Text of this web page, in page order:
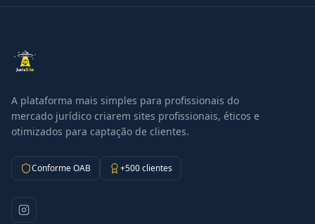
A plataforma mais simples para profissionais do
mercado jurídico criarem sites profissionais, éticos e
otimizados para captação de clientes.
Conforme OAB +500 clientes